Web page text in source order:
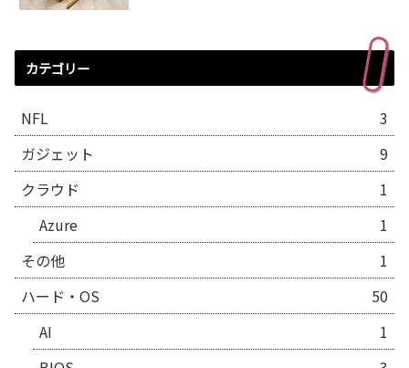
カテゴリー
NFL
3
ガジェット
9
クラウド
1
Azure
1
その他
1
ハード・OS
50
AI
1